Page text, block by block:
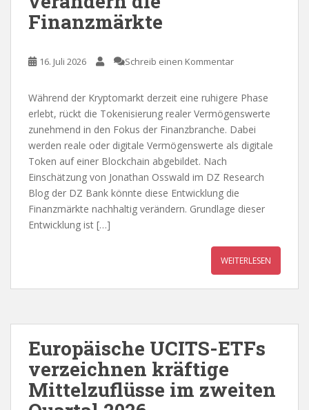
Finanzmärkte
16. Juli 2026 Schreib einen Kommentar
Während der Kryptomarkt derzeit eine ruhigere Phase
erlebt, rückt die Tokenisierung realer Vermögenswerte
zunehmend in den Fokus der Finanzbranche. Dabei
werden reale oder digitale Vermögenswerte als digitale
Token auf einer Blockchain abgebildet. Nach
Einschätzung von Jonathan Osswald im DZ Research
Blog der DZ Bank könnte diese Entwicklung die
Finanzmärkte nachhaltig verändern. Grundlage dieser
Entwicklung ist […]
WEITERLESEN
Europäische UCITS-ETFs
verzeichnen kräftige
Mittelzuflüsse im zweiten